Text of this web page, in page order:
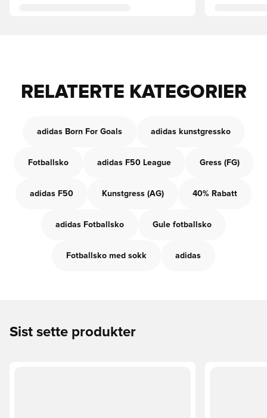
RELATERTE KATEGORIER
adidas Born For Goals adidas kunstgressko
Fotballsko adidas F50 League Gress (FG)
adidas F50 Kunstgress (AG) 40% Rabatt
adidas Fotballsko Gule fotballsko
Fotballsko med sokk adidas
Sist sette produkter